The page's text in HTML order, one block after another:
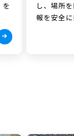
を
し、場所
報を安全